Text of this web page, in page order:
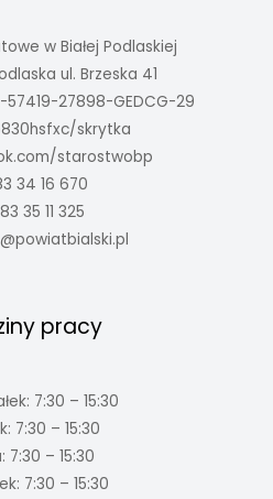
w Białej Podlaskiej
ul. Brzeska 41
57419-27898-GEDCG-29
skrytka
starostwobp
34 16 670
35 11 325
pracy
7:30 – 15:30
7:30 – 15:30
7:30 – 15:30
7:30 – 15:30